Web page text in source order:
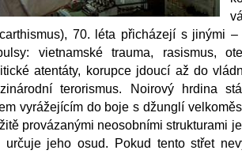
70. léta přicházejí s jinými
vietnamské trauma, rasismus,
atentáty, korupce jdoucí až do
terorismus. Noirový hrdina
vyrážejícím do boje s džunglí
provázanými neosobními strukturami
určuje jeho osud. Pokud tento střet